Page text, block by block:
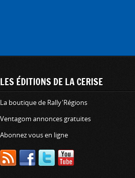
LES ÉDITIONS DE LA CERISE
La boutique de Rally'Régions
Ventagom annonces gratuites
Abonnez vous en ligne